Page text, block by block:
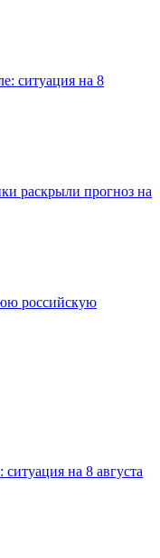
ситуация на 8
раскрыли прогноз на
российскую
на 8 августа